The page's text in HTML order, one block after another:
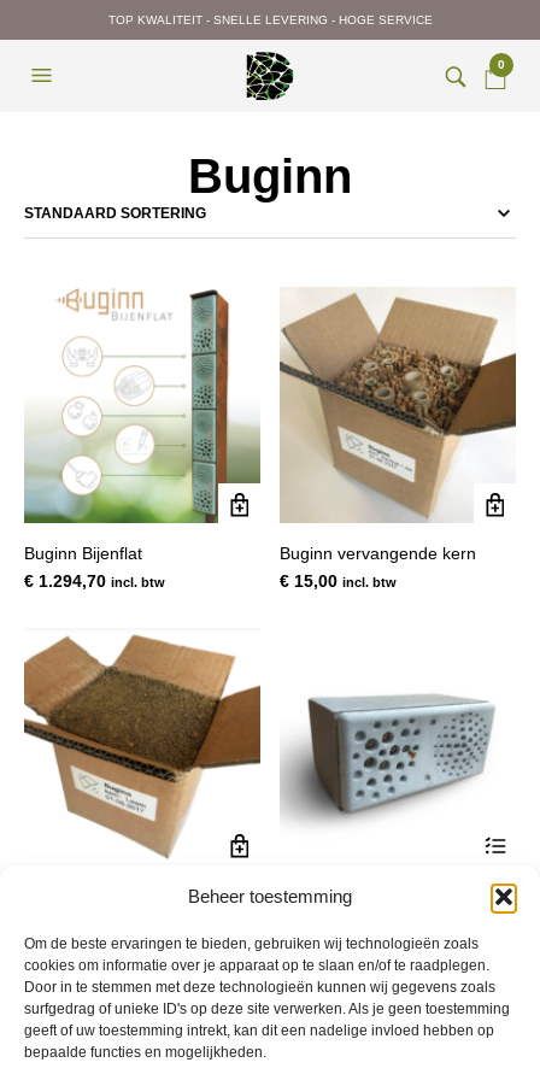
Beheer toestemming
Om de beste ervaringen te bieden, gebruiken wij technologieën zoals
cookies om informatie over je apparaat op te slaan en/of te raadplegen.
Door in te stemmen met deze technologieën kunnen wij gegevens zoals
surfgedrag of unieke ID's op deze site verwerken. Als je geen toestemming
geeft of uw toestemming intrekt, kan dit een nadelige invloed hebben op
bepaalde functies en mogelijkheden.
TOP KWALITEIT - SNELLE LEVERING - HOGE SERVICE
0
Buginn
Buginn Bijenflat
€ 1.294,70 incl. btw
Buginn vervangende kern
€ 15,00 incl. btw
Buginn vervangende kern
€15,00 incl. btw
🐝 BugInn – Natuurinclusieve
€123,60 - €2.798,00Prijsklasse:
€ 123,60
tot
€ 2.798,00
incl. btw